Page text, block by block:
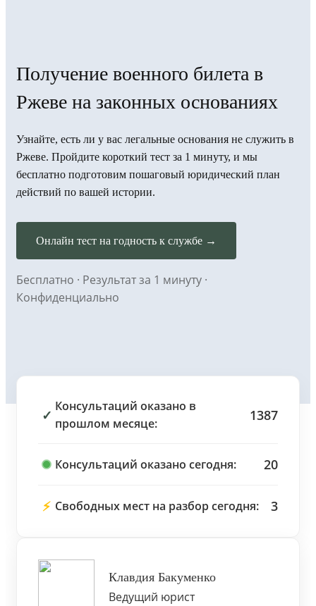
Получение военного билета в
Ржеве на законных основаниях
Узнайте, есть ли у вас легальные основания не служить в
Ржеве. Пройдите короткий тест за 1 минуту, и мы
бесплатно подготовим пошаговый юридический план
действий по вашей истории.
Онлайн тест на годность к службе →
Бесплатно · Результат за 1 минуту ·
Конфиденциально
✓
Консультаций оказано в
прошлом месяце:
1387
Консультаций оказано сегодня: 20
⚡ Свободных мест на разбор сегодня: 3
Клавдия Бакуменко
Ведущий юрист